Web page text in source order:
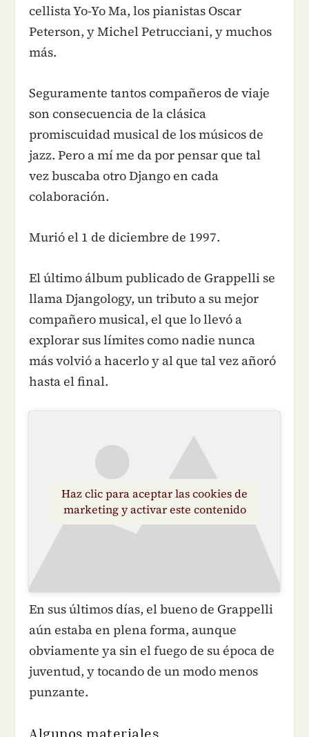
cellista Yo-Yo Ma, los pianistas Oscar
Peterson, y Michel Petrucciani, y muchos
más.
Seguramente tantos compañeros de viaje
son consecuencia de la clásica
promiscuidad musical de los músicos de
jazz. Pero a mí me da por pensar que tal
vez buscaba otro Django en cada
colaboración.
Murió el 1 de diciembre de 1997.
El último álbum publicado de Grappelli se
llama Djangology, un tributo a su mejor
compañero musical, el que lo llevó a
explorar sus límites como nadie nunca
más volvió a hacerlo y al que tal vez añoró
hasta el final.
Haz clic para aceptar las cookies de
marketing y activar este contenido
En sus últimos días, el bueno de Grappelli
aún estaba en plena forma, aunque
obviamente ya sin el fuego de su época de
juventud, y tocando de un modo menos
punzante.
Algunos materiales